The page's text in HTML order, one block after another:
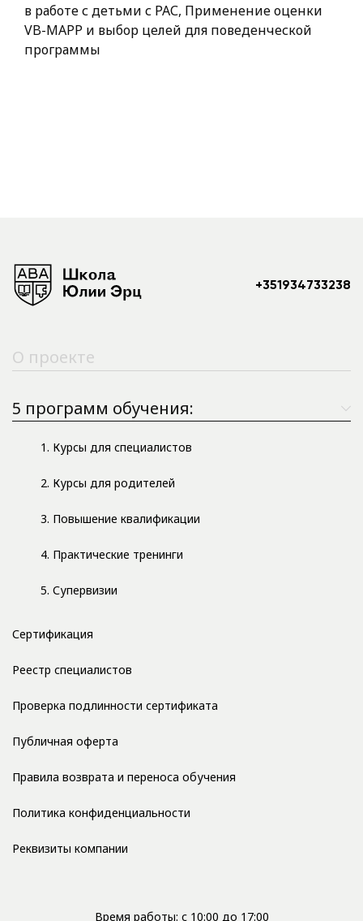
в работе с детьми с РАС, Применение оценки
VB-MAPP и выбор целей для поведенческой
программы
+351934733238
О проекте
5 программ обучения:
1. Курсы для специалистов
2. Курсы для родителей
3. Повышение квалификации
4. Практические тренинги
5. Супервизии
Сертификация
Реестр специалистов
Проверка подлинности сертификата
Публичная оферта
Правила возврата и переноса обучения
Политика конфиденциальности
Реквизиты компании
Время работы: с 10:00 до 17:00